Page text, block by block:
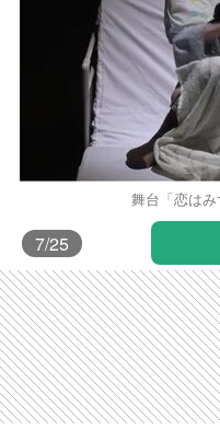
舞台「恋は
7/25